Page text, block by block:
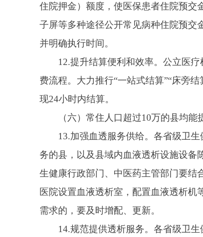
掌握相关能力并提供血液透析服务。各级质控
导和规范。县级医院要持续完善规章制度，建
15.提供便捷减免服务。各地要依托微信“全
减免一次都不跑”服务覆盖全国各个血站，已建
手段的，充分发挥全国血费跨省异地减免平台的
16.做好服务保障工作。各地要利用官网、
17.谋划举办好发布会。国家卫生健康委结
健康问题，组织中医、西医、疾控及食品营养、
知识发布会。
18.加大健康科普力度。国家卫生健康委统筹